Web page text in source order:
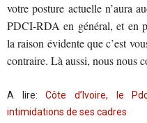
votre posture actuelle n’aura
PDCI-RDA en général, et en
la raison évidente que c’est
contraire. Là aussi, nous nous
A lire:Côte d’Ivoire, le
intimidations de ses cadres